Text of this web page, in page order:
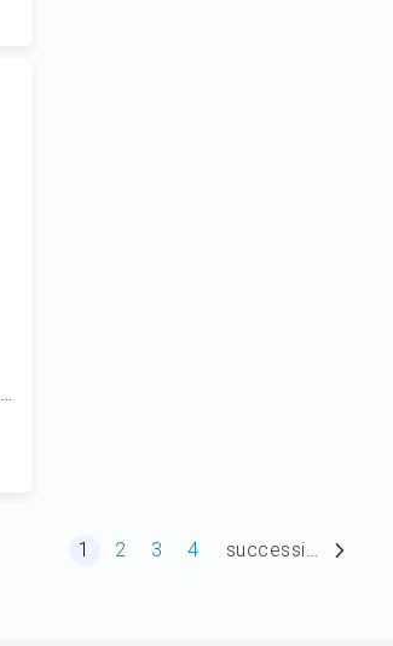
Attualmente stai leggendo la pagina
1 Pagina
2 Pagina
3 Pagina
4 Pagina successiva